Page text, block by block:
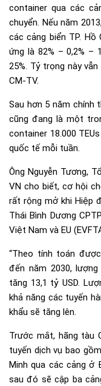
container qua các
chuyển. Nếu năm
các cảng biển TP.
ứng là 82% – 0,2% –
25%. Tỷ trọng này
CM-TV.
Sau hơn 5 năm chính
cũng đang là một
container 18.000
quốc tế mỗi tuần.
Ông Nguyễn Tương,
VN cho biết, cơ hội
rất rộng mở khi Hiệp
Thái Bình Dương
Việt Nam và EU
“Theo tính toán
đến năm 2030,
tăng 13,1 tỷ USD.
khả năng các tuyến
khẩu sẽ tăng lên.
Trước mắt, hãng tàu
tuyến dịch vụ bao
Minh qua các cảng ở
sau đó sẽ cập ba